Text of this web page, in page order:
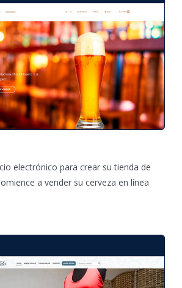
electrónico para crear su tienda de
a vender su cerveza en línea